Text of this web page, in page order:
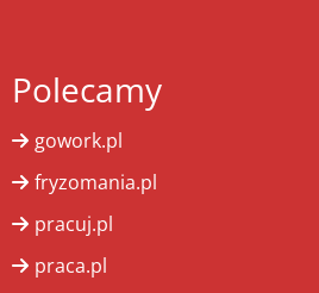
Polecamy
gowork.pl
fryzomania.pl
pracuj.pl
praca.pl